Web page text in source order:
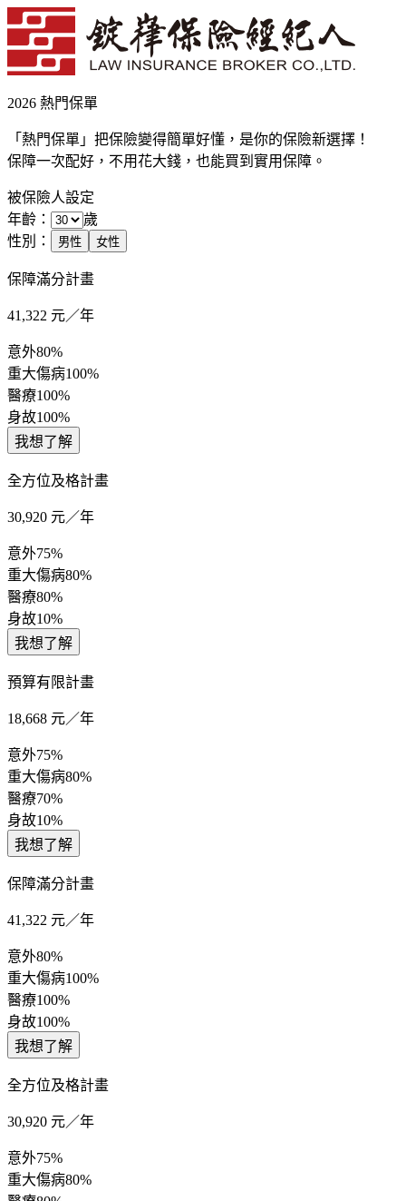
2026 熱門保單
「熱門保單」把保險變得簡單好懂，是你的保險新選擇！
保障一次配好，不用花大錢，也能買到實用保障。
被保險人設定
年齡：
歲
性別：
男性 女性
保障滿分計畫
41,322 元／年
意外80%
重大傷病100%
醫療100%
身故100%
我想了解
全方位及格計畫
30,920 元／年
意外75%
重大傷病80%
醫療80%
身故10%
我想了解
預算有限計畫
18,668 元／年
意外75%
重大傷病80%
醫療70%
身故10%
我想了解
保障滿分計畫
41,322 元／年
意外80%
重大傷病100%
醫療100%
身故100%
我想了解
全方位及格計畫
30,920 元／年
意外75%
重大傷病80%